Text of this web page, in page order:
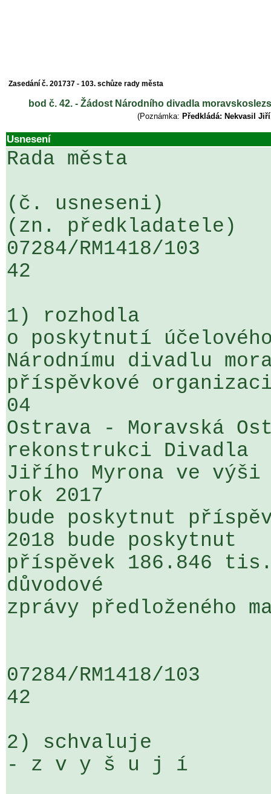
Zasedání č. 201737 - 103. schůze rady města
bod č. 42. - Žádost Národního divadla
(Poznámka: Předkládá: Nekvasil
Usnesení
Rada města
(č. usneseni)
(zn. předkladatele)
07284/RM1418/
42
1) rozhodla
o poskytnutí
Národnímu divadlu
příspěvkové
04
Ostrava - Moravská
rekonstrukci Divadla
Jiřího Myrona ve
rok 2017
bude poskytnut
2018 bude poskytnut
příspěvek 186.846
důvodové
zprávy předloženého
07284/RM1418/
42
2) schvaluje
- z v y š u j í